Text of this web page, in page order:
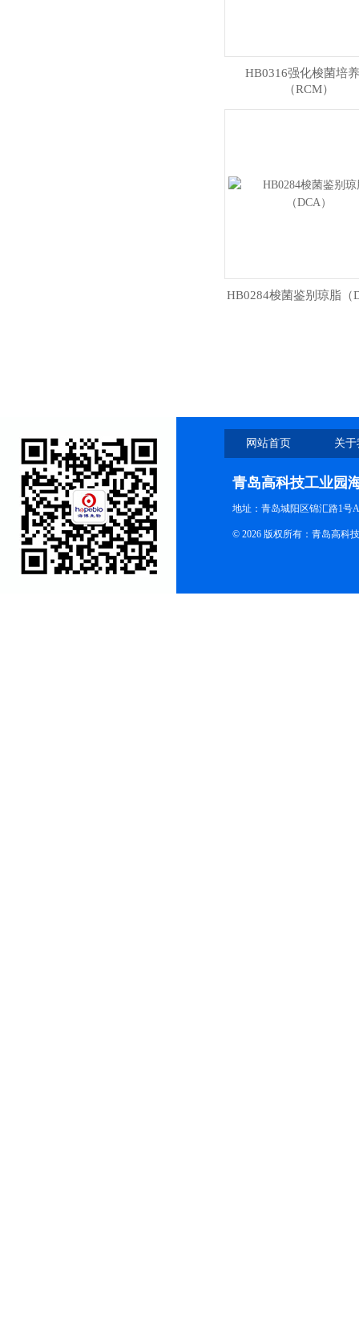
HB0316强化梭菌培
（RCM）
HB0284梭菌鉴别琼脂（
网站首页 关
青岛高科技工业园
地址：青岛城阳区锦汇路1号
© 2026 版权所有：青岛高科